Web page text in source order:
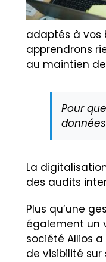
adaptés à vos
apprendrons
au maintien
Pour
La
des audits
Plus qu’une
également un
société Allios
de visibilité sur